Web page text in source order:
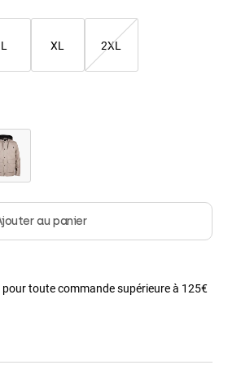
L XL 2XL
au panier
toute commande supérieure à 125€